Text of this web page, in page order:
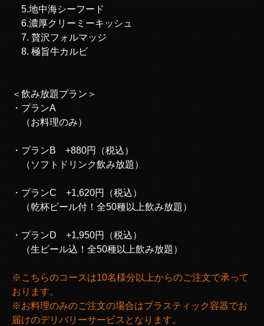
5.地中海シーフード
6.濃厚クリーミーキッシュ
7. 贅沢フォルマッジ
8. 極旨牛カルビ
＜飲み放題プラン＞
・プランA
（お料理のみ）
・プランB +880円（税込）
（ソフトドリンク飲み放題）
・プランC +1,620円（税込）
（乾杯ビール付！全50種以上飲み放題）
・プランD +1,950円（税込）
（生ビール込！全50種以上飲み放題）
※こちらのコースは10名様分以上からのご注文で承って
おります。
※お料理のみのご注文の場合はプラスティック容器でお
届けのデリバリーサービスとなります。